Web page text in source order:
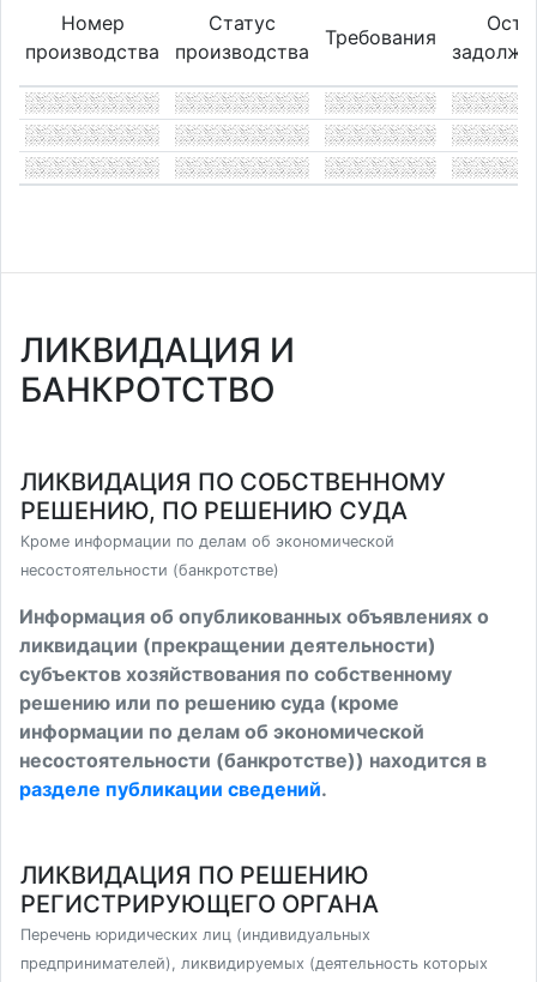
Номер
производства
Статус
производства
Требования
ЛИКВИДАЦИЯ И
БАНКРОТСТВО
ЛИКВИДАЦИЯ ПО СОБСТВЕННОМУ
РЕШЕНИЮ, ПО РЕШЕНИЮ СУДА
Кроме информации по делам об экономической
несостоятельности (банкротстве)
Информация об опубликованных объявлениях о
ликвидации (прекращении деятельности)
субъектов хозяйствования по собственному
решению или по решению суда (кроме
информации по делам об экономической
несостоятельности (банкротстве)) находится в
разделе публикации сведений.
ЛИКВИДАЦИЯ ПО РЕШЕНИЮ
РЕГИСТРИРУЮЩЕГО ОРГАНА
Перечень юридических лиц (индивидуальных
предпринимателей), ликвидируемых (деятельность которых